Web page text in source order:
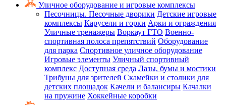
Уличное оборудование и игровые комплексы
Песочницы. Песочные дворики Детские игровые
комплексы Карусели и горки Арки и ограждения
Уличные тренажеры Воркаут ГТО Военно-
спортивная полоса препятствий Оборудование
для парка Спортивное уличное оборудование
Игровые элементы Уличный спортивный
комплекс Доступная среда Лазы, бумы и мостики
Трибуны для зрителей Скамейки и столики для
детских площадок Качели и балансиры Качалки
на пружине Хоккейные коробки